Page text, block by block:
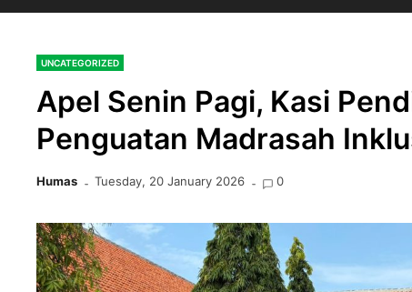
UNCATEGORIZED
Apel Senin Pagi, Kasi
Penguatan Madrasah
Humas Tuesday, 20 January 2026 0